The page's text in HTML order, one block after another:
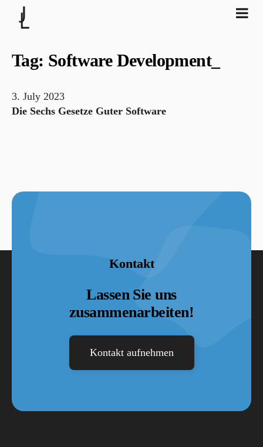
Tag: Software Development_
3. July 2023
Die Sechs Gesetze Guter Software
Kontakt
Lassen Sie uns
zusammenarbeiten!
Kontakt aufnehmen